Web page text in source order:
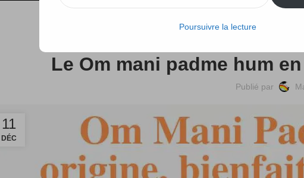
SYMBOLES DU
Le Om mani padme hum
Publié par
11
DÉC
Poursuivre la lecture